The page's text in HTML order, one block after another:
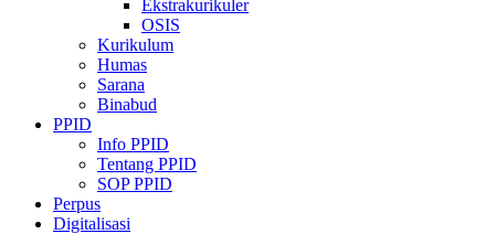
Ekstrakurikuler
OSIS
Kurikulum
Humas
Sarana
Binabud
PPID
Info PPID
Tentang PPID
SOP PPID
Perpus
Digitalisasi